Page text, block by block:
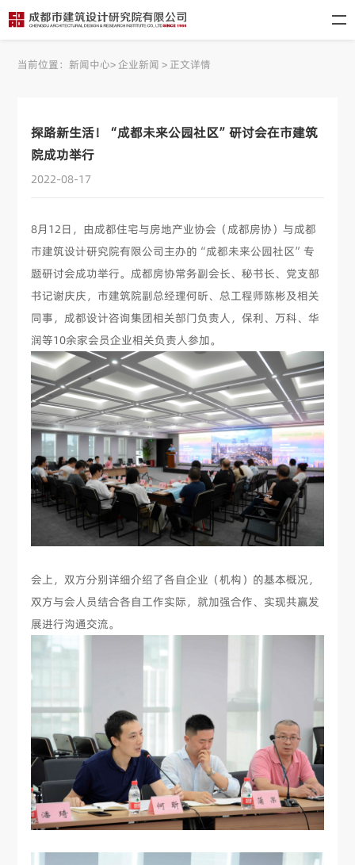
当前位置： 新闻中心>企业新闻 > 正文详情
探路新生活！“成都未来公园社区”研讨会在市建筑
院成功举行
2022-08-17
8月12日，由成都住宅与房地产业协会（成都房协）与成都
市建筑设计研究院有限公司主办的“成都未来公园社区”专
题研讨会成功举行。成都房协常务副会长、秘书长、党支部
书记谢庆庆，市建筑院副总经理何昕、总工程师陈彬及相关
同事，成都设计咨询集团相关部门负责人，保利、万科、华
润等10余家会员企业相关负责人参加。
会上，双方分别详细介绍了各自企业（机构）的基本概况，
双方与会人员结合各自工作实际，就加强合作、实现共赢发
展进行沟通交流。